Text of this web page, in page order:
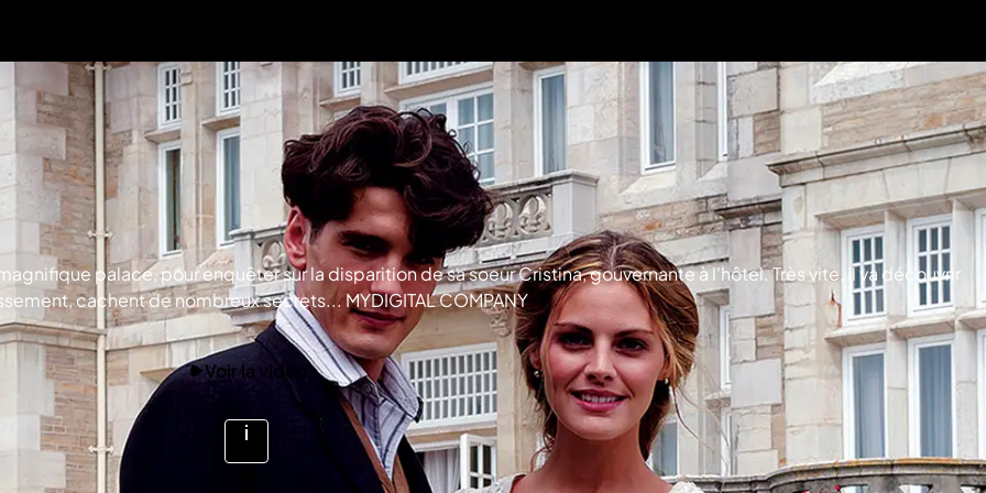
palace, pour enquêter sur la disparition de sa soeur Cristina, gouvernante à l'hôtel. Très vite, il va découvrir
cachent de nombreux secrets... MYDIGITAL COMPANY
Voir la vidéo